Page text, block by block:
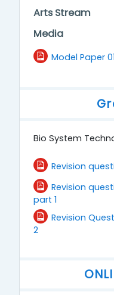
Arts Stream
Media
Model Paper 01
Bio System
Revision
Revision
part 1File
Revision
2File